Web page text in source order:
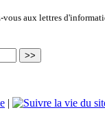
aux lettres
|